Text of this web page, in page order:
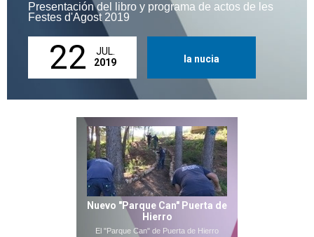
Presentación del libro y programa de actos de les
Festes d'Agost 2019
22
JUL.
2019
la nucia
Nuevo "Parque Can" Puerta de
Hierro
El "Parque Can" de Puerta de Hierro